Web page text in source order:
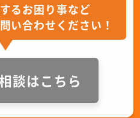
るお困り事など
い合わせください！
談はこちら